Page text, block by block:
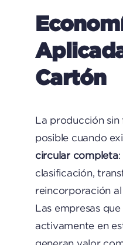
Cartón
La producción sin
posible cuando
circular completa:
clasificación,
reincorporación
Las empresas
activamente en